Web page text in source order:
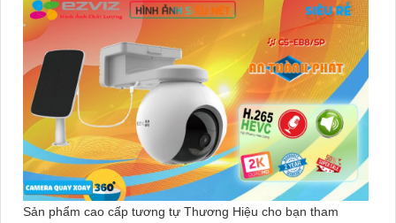
Sản phẩm cao cấp tương tự Thương Hiệu cho bạn tham